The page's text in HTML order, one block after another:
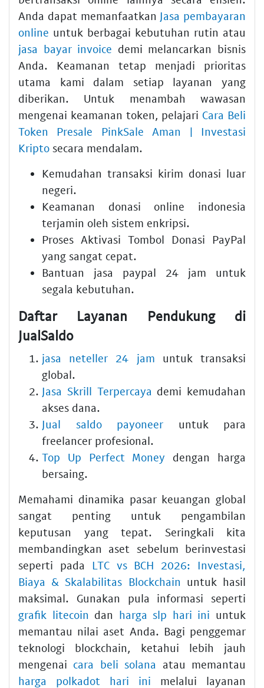
Anda dapat memanfaatkan Jasa pembayaran
online untuk berbagai kebutuhan rutin atau
jasa bayar invoice demi melancarkan bisnis
Anda. Keamanan tetap menjadi prioritas
utama kami dalam setiap layanan yang
diberikan. Untuk menambah wawasan
mengenai keamanan token, pelajari Cara Beli
Token Presale PinkSale Aman | Investasi
Kripto secara mendalam.
Kemudahan transaksi kirim donasi luar
negeri.
Keamanan donasi online indonesia
terjamin oleh sistem enkripsi.
Proses Aktivasi Tombol Donasi PayPal
yang sangat cepat.
Bantuan jasa paypal 24 jam untuk
segala kebutuhan.
Daftar Layanan Pendukung di
JualSaldo
jasa neteller 24 jam untuk transaksi
global.
Jasa Skrill Terpercaya demi kemudahan
akses dana.
Jual saldo payoneer untuk para
freelancer profesional.
Top Up Perfect Money dengan harga
bersaing.
Memahami dinamika pasar keuangan global
sangat penting untuk pengambilan
keputusan yang tepat. Seringkali kita
membandingkan aset sebelum berinvestasi
seperti pada LTC vs BCH 2026: Investasi,
Biaya & Skalabilitas Blockchain untuk hasil
maksimal. Gunakan pula informasi seperti
grafik litecoin dan harga slp hari ini untuk
memantau nilai aset Anda. Bagi penggemar
teknologi blockchain, ketahui lebih jauh
mengenai cara beli solana atau memantau
harga polkadot hari ini melalui layanan